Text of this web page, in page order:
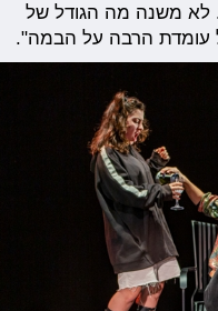
לא משנה מה הגודל של
עומדת הרבה על הבמה".